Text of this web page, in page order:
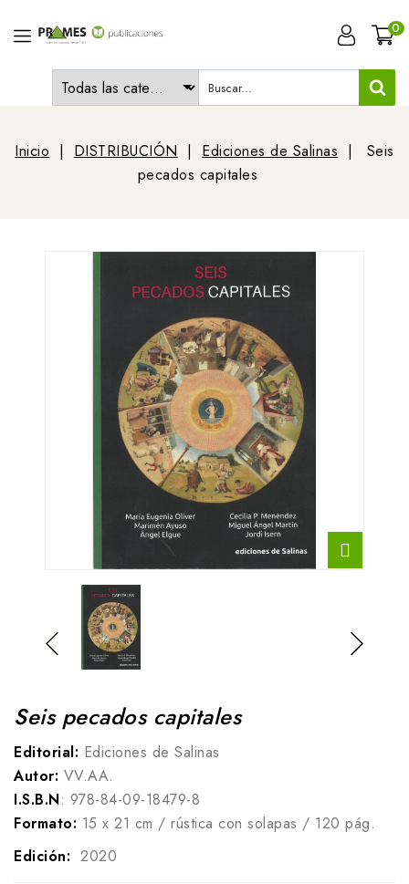
0
Inicio DISTRIBUCIÓN Ediciones de Salinas
Seis
pecados capitales
Seis pecados capitales
Editorial: Ediciones de Salinas
Autor: VV.AA.
I.S.B.N: 978-84-09-18479-8
Formato: 15 x 21 cm / rústica con solapas / 120 pág.
Edición: 2020